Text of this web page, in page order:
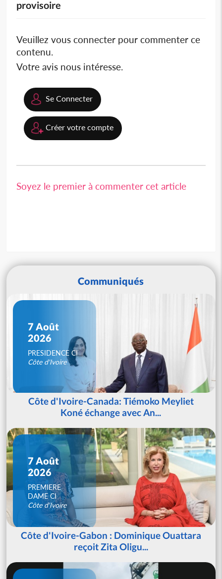
provisoire
Veuillez vous connecter pour commenter ce
contenu.
Votre avis nous intéresse.
Se Connecter
Créer votre compte
Soyez le premier à commenter cet article
Communiqués
7 Août
2026
PRESIDENCE CI
Côte d'Ivoire
Côte d'Ivoire-Canada: Tiémoko Meyliet
Koné échange avec An...
7 Août
2026
PREMIERE
DAME CI
Côte d'Ivoire
Côte d'Ivoire-Gabon : Dominique Ouattara
reçoit Zita Oligu...